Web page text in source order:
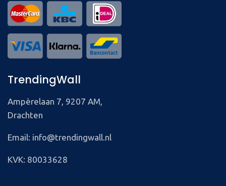
TrendingWall
Ampèrelaan 7, 9207 AM,
Drachten
Email: info@trendingwall.nl
KVK: 80033628